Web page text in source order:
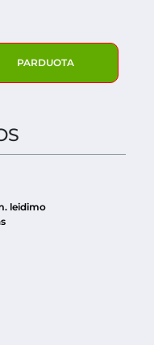
PARDUOTA
leidimo